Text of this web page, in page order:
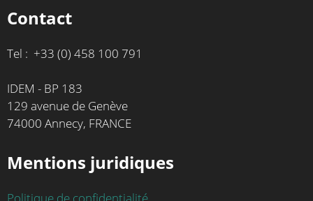
Contact
Tel : +33 (0) 458 100 791
IDEM - BP 183
129 avenue de Genève
74000 Annecy, FRANCE
Mentions juridiques
Politique de confidentialité